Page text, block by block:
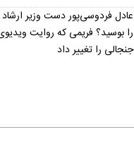
عادل فردوسی‌پور دست وزیر ارشاد
را بوسید؟ فریمی که روایت
جنجالی را تغییر داد